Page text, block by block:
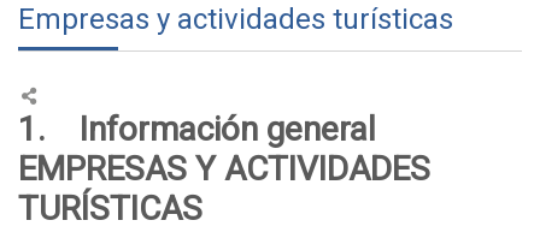
Empresas y actividades turísticas
1. Información general
EMPRESAS Y ACTIVIDADES
TURÍSTICAS